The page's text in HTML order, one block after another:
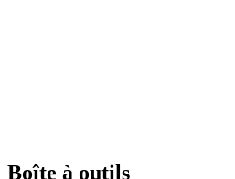
Boîte à outils